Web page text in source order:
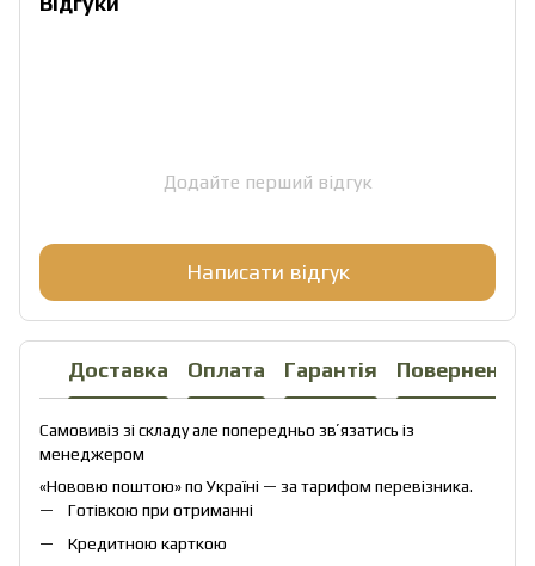
Додайте перший відгук
Написати відгук
Доставка Оплата Гарантія Повернення
Самовивіз зі складу але попередньо звʼязатись із
менеджером
«Нововю поштою» по Україні — за тарифом перевізника.
Готівкою при отриманні
Кредитною карткою